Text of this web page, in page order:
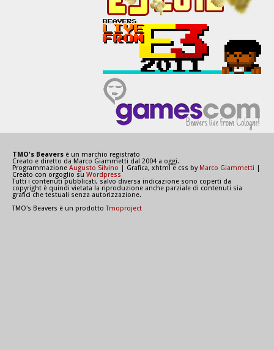
TMO's Beavers è un marchio registrato
Creato e diretto da Marco Giammetti dal 2004 a oggi.
Programmazione Augusto Silvino | Grafica, xhtml e css byMarco Giammetti
Creato con orgoglio su Wordpress
Tutti i contenuti pubblicati, salvo diversa indicazione sono coperti da
copyright è quindi vietata la riproduzione anche parziale di contenuti sia
grafici che testuali senza autorizzazione.
TMO's Beavers è un prodottoTmoproject